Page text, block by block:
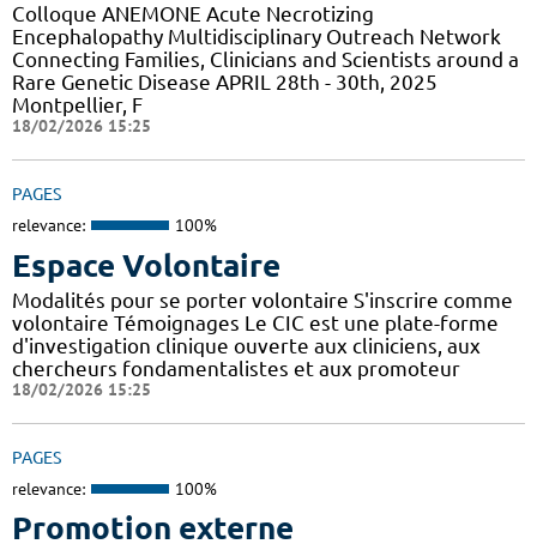
Colloque ANEMONE Acute Necrotizing
Encephalopathy Multidisciplinary Outreach Network
Connecting Families, Clinicians and Scientists around a
Rare Genetic Disease APRIL 28th - 30th, 2025
Montpellier, F
18/02/2026 15:25
PAGES
relevance: 100%
Espace Volontaire
Modalités pour se porter volontaire S'inscrire comme
volontaire Témoignages Le CIC est une plate-forme
d'investigation clinique ouverte aux cliniciens, aux
chercheurs fondamentalistes et aux promoteur
18/02/2026 15:25
PAGES
relevance: 100%
Promotion externe